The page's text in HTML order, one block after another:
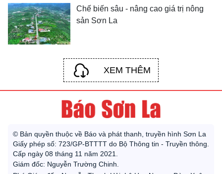
Chế biến sâu - nâng cao giá trị nông
sản Sơn La
XEM THÊM
© Bản quyền thuộc về Báo và phát thanh, truyền hình Sơn La
Giấy phép số: 723/GP-BTTTT do Bộ Thông tin - Truyền thông.
Cấp ngày 08 tháng 11 năm 2021.
Giám đốc: Nguyễn Trường Chinh.